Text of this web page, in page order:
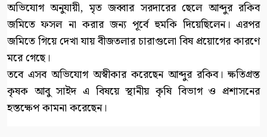
অভিযোগ অনুযায়ী, মৃত জব্বার সরদারের ছেলে আব্দুর রকিব
জমিতে ফসল না করার জন্য পূর্বে হুমকি দিয়েছিলেন। এরপর
জমিতে গিয়ে দেখা যায় বীজতলার চারাগুলো বিষ প্রয়োগের কারণে
মরে গেছে।
তবে এসব অভিযোগ অস্বীকার করেছেন আব্দুর রকিব। ক্ষতিগ্রস্ত
কৃষক আবু সাইদ এ বিষয়ে স্থানীয় কৃষি বিভাগ ও প্রশাসনের
হস্তক্ষেপ কামনা করেছেন।